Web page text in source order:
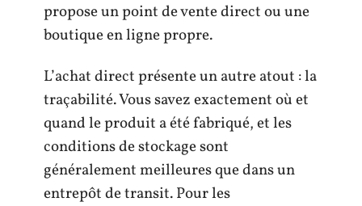
propose un point de vente direct ou une
boutique en ligne propre.
L’achat direct présente un autre atout : la
traçabilité. Vous savez exactement où et
quand le produit a été fabriqué, et les
conditions de stockage sont
généralement meilleures que dans un
entrepôt de transit. Pour les